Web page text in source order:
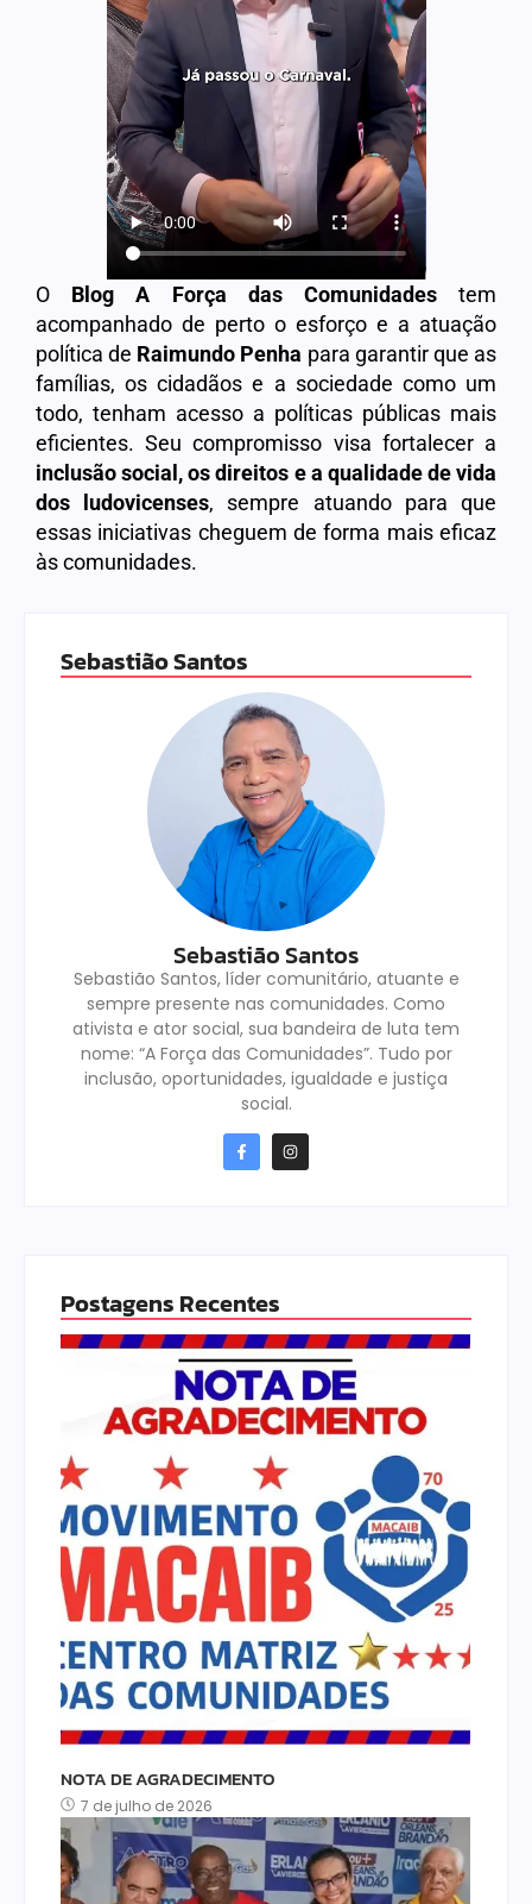
O Blog A Força das Comunidadestem
acompanhado de perto o esforço e a atuação
política de Raimundo Penha para garantir que as
famílias, os cidadãos e a sociedade como um
todo, tenham acesso a políticas públicas mais
eficientes. Seu compromisso visa fortalecer a
inclusão social, os direitos e a qualidade de vida
dos ludovicenses, sempre atuando para que
essas iniciativas cheguem de forma mais eficaz
às comunidades.
Sebastião Santos
Sebastião Santos
Sebastião Santos, líder comunitário, atuante e
sempre presente nas comunidades. Como
ativista e ator social, sua bandeira de luta tem
nome: “A Força das Comunidades”. Tudo por
inclusão, oportunidades, igualdade e justiça
social.
Postagens Recentes
NOTA DE AGRADECIMENTO
7 de julho de 2026